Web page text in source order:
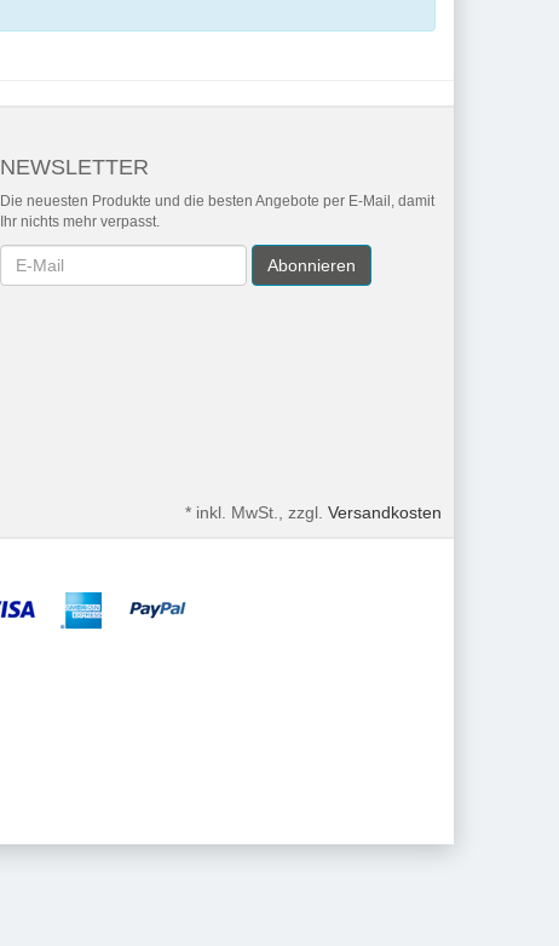
NEWSLETTER
Die neuesten Produkte und die besten Angebote per E-Mail, damit
Ihr nichts mehr verpasst.
Newsletter Abonnieren
* inkl. MwSt., zzgl. Versandkosten